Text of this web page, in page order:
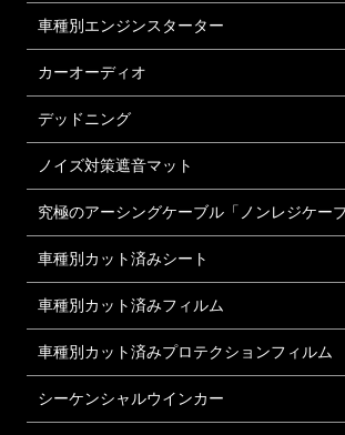
車種別エンジンスターター
カーオーディオ
デッドニング
ノイズ対策遮音マット
究極のアーシングケーブル「ノンレジケーブ
車種別カット済みシート
車種別カット済みフィルム
車種別カット済みプロテクションフィルム
シーケンシャルウインカー